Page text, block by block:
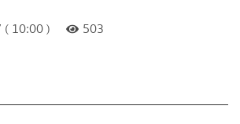
10:00 )
503